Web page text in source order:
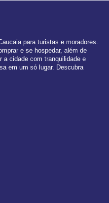
para turistas e moradores.
e se hospedar, além de
a cidade com tranquilidade e
em um só lugar. Descubra